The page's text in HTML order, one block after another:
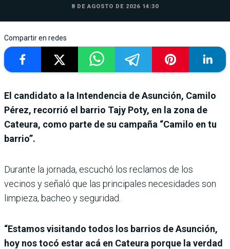
8 DE AGOSTO DE 2026 14:30
Compartir en redes
El candidato a la Intendencia de Asunción, Camilo
Pérez, recorrió el barrio Tajy Poty, en la zona de
Cateura, como parte de su campaña “Camilo en tu
barrio”.
Durante la jornada, escuchó los reclamos de los
vecinos y señaló que las principales necesidades son
limpieza, bacheo y seguridad.
“Estamos visitando todos los barrios de Asunción,
hoy nos tocó estar acá en Cateura porque la verdad